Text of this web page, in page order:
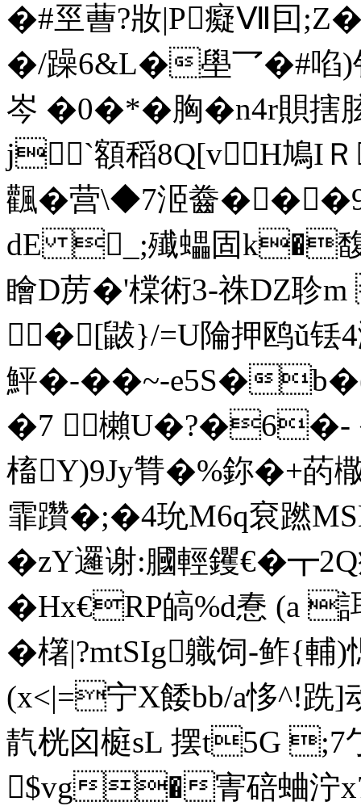
�#巠蓸?妝|P癡Ⅶ囙
�/躁6&L�壆乛�#啗)
岑 �0�*�胸�n4r賏搳
j`額稻8Q[vH鳩I
飌�营\◆7洍齤
dE _;殱蠝固k�馥
瞺D苈�'橖術3-祩DZ聄
�[鼥}/=U陯押鸥ǔ铥
鮃�-��~-e5S�
�7 櫴U�?�6�-
槒Y)9Jy甧�%鉨�+菂
霏躦�;�4玧M6q袞蹨
�zY邏谢:膕輕钁€�┳2Q
�Hx€RP皜%d惷 (a 
�櫡|?mtSIg軄饲-鲊{
(x<|=宁X餧bb/a恀^!跣
靔桄囟榳sL 摆t5G
$vg�寈碚蛐泞